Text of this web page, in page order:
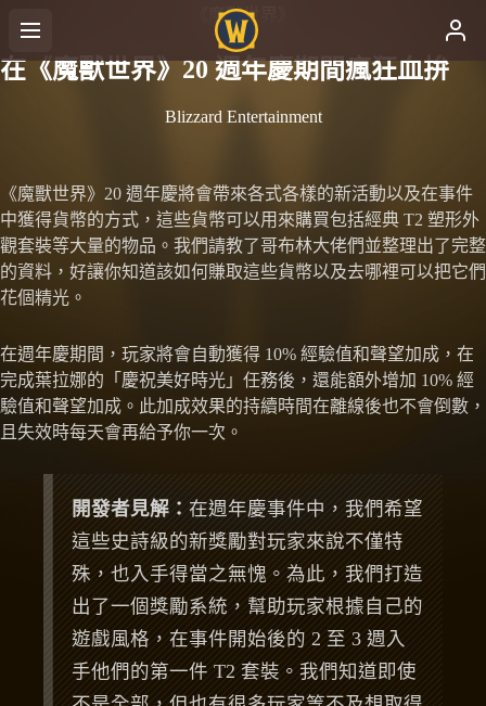
《魔獸世界》
在《魔獸世界》20 週年慶期間瘋狂血拚
Blizzard Entertainment
《魔獸世界》20 週年慶將會帶來各式各樣的新活動以及在事件
中獲得貨幣的方式，這些貨幣可以用來購買包括經典 T2 塑形外
觀套裝等大量的物品。我們請教了哥布林大佬們並整理出了完整
的資料，好讓你知道該如何賺取這些貨幣以及去哪裡可以把它們
花個精光。
在週年慶期間，玩家將會自動獲得 10% 經驗值和聲望加成，在
完成葉拉娜的「慶祝美好時光」任務後，還能額外增加 10% 經
驗值和聲望加成。此加成效果的持續時間在離線後也不會倒數，
且失效時每天會再給予你一次。
開發者見解：在週年慶事件中，我們希望
這些史詩級的新獎勵對玩家來說不僅特
殊，也入手得當之無愧。為此，我們打造
出了一個獎勵系統，幫助玩家根據自己的
遊戲風格，在事件開始後的 2 至 3 週入
手他們的第一件 T2 套裝。我們知道即使